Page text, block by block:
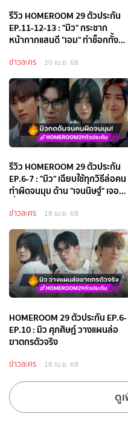
รีวิว HOMEROOM 29 ตัวประกัน
EP.11-12-13 : "มิว" กระชาก
หน้ากากแสนดี "เอม" ทำช็อกทั้ง
ข่าวละคร 20 เม.ย. 68
รีวิว HOMEROOM 29 ตัวประกัน
EP.6-7 : "มิว" เฉียบใช้ทุกวิธีล่อคน
ทำผิดจนมุม ด้าน "เจนนิษฐ์" เจอ
ข่าวละคร 18 เม.ย. 68
HOMEROOM 29 ตัวประกัน EP.6-
EP.10 : มิว ศุภศิษฏ์ วางแผนล่อ
ฆาตกรตัวจริง
ข่าวละคร 18 เม.ย. 68
ดู